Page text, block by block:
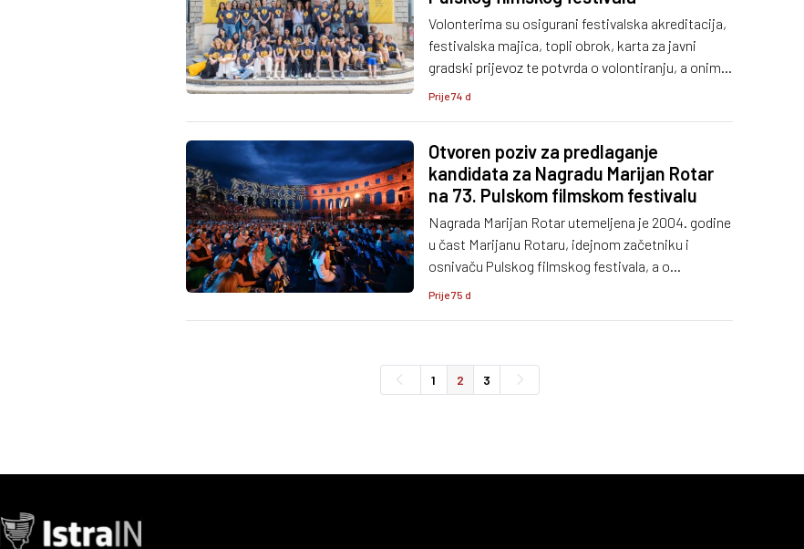
Volonterima su osigurani festivalska akreditacija,
festivalska majica, topli obrok, karta za javni
gradski prijevoz te potvrda o volontiranju, a onima
koji nemaju smještaj u Puli omogućeno je i
Prije 74 d
Otvoren poziv za predlaganje
kandidata za Nagradu Marijan Rotar
na 73. Pulskom filmskom festivalu
Nagrada Marijan Rotar utemeljena je 2004. godine
u čast Marijanu Rotaru, idejnom začetniku i
osnivaču Pulskog filmskog festivala, a o
ovogodišnjem dobitniku odlučit će Upravno vijeće
Prije 75 d
1 2 3